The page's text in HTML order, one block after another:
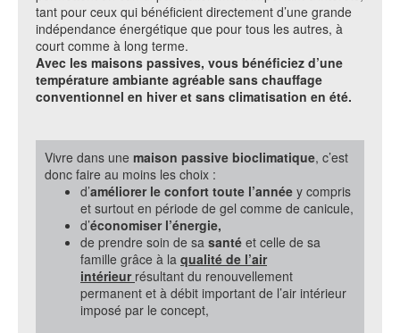
tant pour ceux qui bénéficient directement d’une grande
indépendance énergétique que pour tous les autres, à
court comme à long terme.
Avec les maisons passives, vous bénéficiez d’une
température ambiante agréable sans chauffage
conventionnel en hiver et sans climatisation en été.
Vivre dans une maison passive bioclimatique, c’est
donc faire au moins les choix :
d’améliorer le confort toute l’année y compris
et surtout en période de gel comme de canicule,
d’économiser l’énergie,
de prendre soin de sa santé et celle de sa
famille grâce à la qualité de l’air
intérieur résultant du renouvellement
permanent et à débit important de l’air intérieur
imposé par le concept,